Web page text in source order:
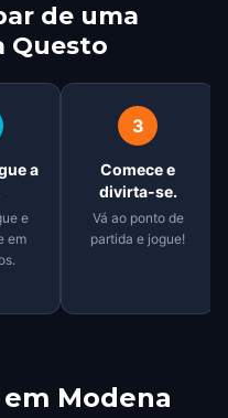
de uma
Questo
a
e
em
3
Comece e
divirta-se.
Vá ao ponto de
partida e jogue!
Modena